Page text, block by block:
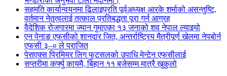
सहमति कार्यान्वयनमा ढिलाइप्रति पूर्वअध्यक्ष आरके शर्माको असन्तुष्टि,
वर्तमान नेतृत्वलाई तत्काल प्रतिबद्धता पूरा गर्न आग्रह
वैदेशिक रोजगारमा ज्यान गुमाएका १३ जनाको शव नेपाल ल्याइयो
एन पेनाङ एफसीको शानदार जित, अन्तर्राष्ट्रिय मैत्रीपूर्ण खेलमा नेपबोर्न
एफसी ३–० ले पराजित
पेसएक्स प्रिमियर लिग फुटसलको उपाधि मेन्टेन एफसीलाई
सप्तरीमा कर्फ्यु कायमै, बिहान ११ बजेसम्म मात्रै खुकुलो